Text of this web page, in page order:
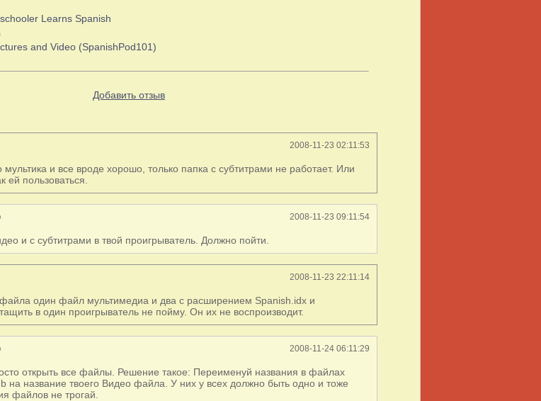
Learns Spanish
and Video (SpanishPod101)
Добавить отзыв
2008-11-23 02:11:53
и все вроде хорошо, только папка с субтитрами не работает. Или
ей пользоваться.
2008-11-23 09:11:54
и с субтитрами в твой проигрыватель. Должно пойти.
2008-11-23 22:11:14
один файл мультимедиа и два с расширением Spanish.idx и
в один проигрыватель не пойму. Он их не воспроизводит.
2008-11-24 06:11:29
открыть все файлы. Решение такое: Переименуй названия в файлах
на название твоего Видео файла. У них у всех должно быть одно и тоже
файлов не трогай.